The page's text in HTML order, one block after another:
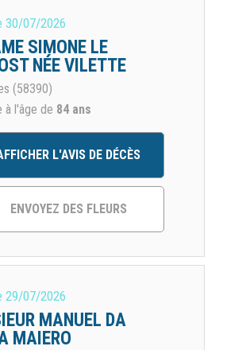
30/07/2026
SIMONE LE
NÉE VILETTE
(58390)
à l'âge de 84 ans
L'AVIS DE DÉCÈS
ENVOYEZ DES FLEURS
29/07/2026
MANUEL DA
MAIERO